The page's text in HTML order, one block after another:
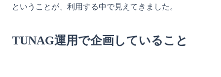
ということが、利用する中で見えてきました。
TUNAG運用で企画していること